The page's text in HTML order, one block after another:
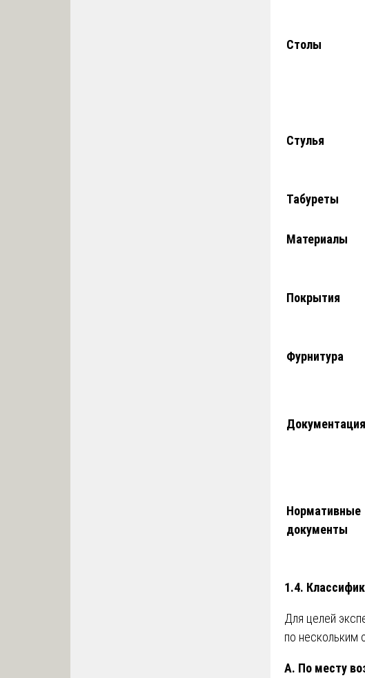
Столы
Стулья
Табуреты
Материалы
Покрытия
Фурнитура
Документация
Нормативные
документы
1.4.
Для целей
по нескольким
А. По месту